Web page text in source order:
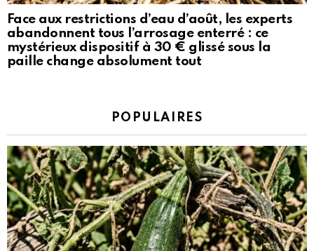
Face aux restrictions d’eau d’août, les experts
abandonnent tous l’arrosage enterré : ce
mystérieux dispositif à 30 € glissé sous la
paille change absolument tout
POPULAIRES